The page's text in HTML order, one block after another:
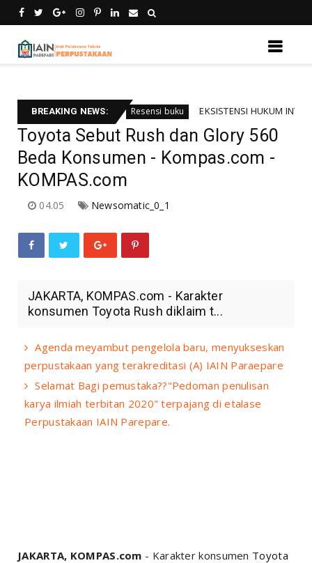
BREAKING NEWS:
informsi Resensi buku EKSISTENSI HUKUM
Toyota Sebut Rush dan Glory 560
Beda Konsumen - Kompas.com -
KOMPAS.com
04.05 Newsomatic_0_1
JAKARTA, KOMPAS.com - Karakter
konsumen Toyota Rush diklaim t...
Agenda meyambut pengelola baru, menyukseskan
perpustakaan yang terakreditasi (A) IAIN Paraepare
Selamat Bagi pemustaka??"Pedoman penulisan
karya ilmiah terbitan 2020" terpajang di etalase
Perpustakaan IAIN Parepare.
JAKARTA, KOMPAS.com - Karakter konsumen Toyota